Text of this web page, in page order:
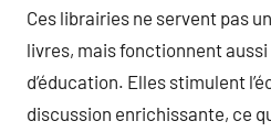
Ces librairies ne servent pas
livres, mais fonctionnent
d’éducation. Elles stimulent
discussion enrichissante, ce